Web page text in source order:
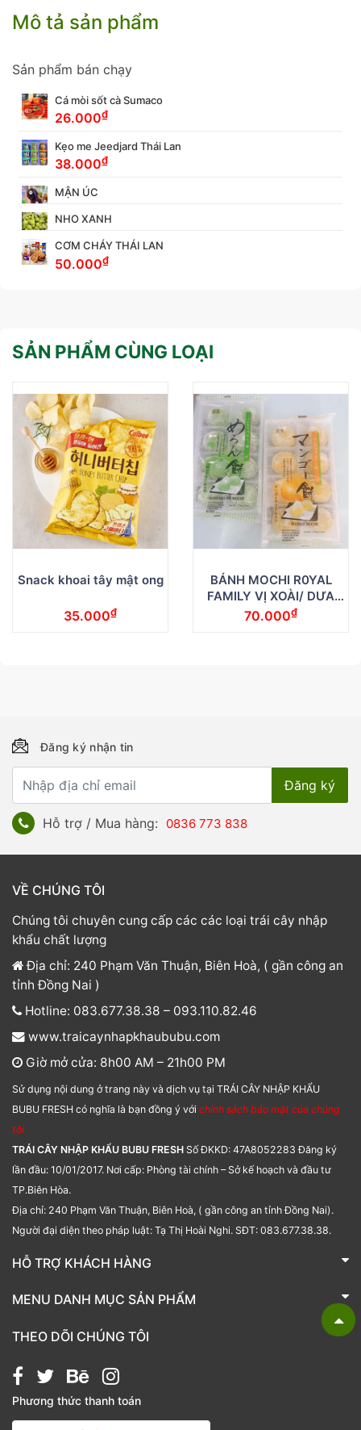
Mô tả sản phẩm
Sản phẩm bán chạy
Cá mòi sốt cà Sumaco
26.000₫
Kẹo me Jeedjard Thái Lan
38.000₫
MẬN ÚC
NHO XANH
CƠM CHÁY THÁI LAN
50.000₫
SẢN PHẨM CÙNG LOẠI
Snack khoai tây mật ong
35.000₫
BÁNH MOCHI R0YAL
FAMILY VỊ XOÀI/ DƯA
LƯỚI
70.000₫
Đăng ký nhận tin
Hỗ trợ / Mua hàng: 0836 773 838
VỀ CHÚNG TÔI
Chúng tôi chuyên cung cấp các các loại trái cây nhập
khẩu chất lượng
Địa chỉ: 240 Phạm Văn Thuận, Biên Hoà, ( gần công an
tỉnh Đồng Nai )
Hotline: 083.677.38.38 – 093.110.82.46
www.traicaynhapkhaububu.com
Giờ mở cửa: 8h00 AM – 21h00 PM
Sử dụng nội dung ở trang này và dịch vụ tại TRÁI CÂY NHẬP KHẨU
BUBU FRESH có nghĩa là bạn đồng ý với chính sách bảo mật của chúng
tôi
TRÁI CÂY NHẬP KHẨU BUBU FRESH Số ĐKKD: 47A8052283 Đăng ký
lần đầu: 10/01/2017. Nơi cấp: Phòng tài chính – Sở kế hoạch và đầu tư
TP.Biên Hòa.
Địa chỉ: 240 Phạm Văn Thuận, Biên Hoà, ( gần công an tỉnh Đồng Nai).
Người đại diện theo pháp luật: Tạ Thị Hoài Nghi. SĐT: 083.677.38.38.
HỖ TRỢ KHÁCH HÀNG
TRÁI CÂY NHẬP KHẨU BUBU FRESH
MENU DANH MỤC SẢN PHẨM
Bánh kẹo
Giỏ quà tặng
Hạt chia
THEO DÕI CHÚNG TÔI
Phương thức thanh toán